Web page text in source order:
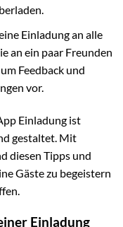
Einladung an alle
an ein paar Freunden
Feedback und
vor.
Einladung ist
gestaltet. Mit
diesen Tipps und
Gäste zu begeistern
Einladung